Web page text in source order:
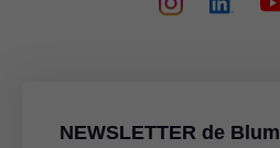
NEWSLETTER de Blum